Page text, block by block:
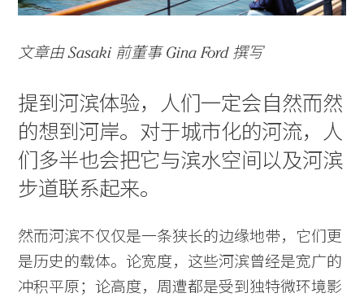
文章由 Sasaki 前董事 Gina Ford 撰写
提到河滨体验，人们一定会自然而然
的想到河岸。对于城市化的河流，人
们多半也会把它与滨水空间以及河滨
步道联系起来。
然而河滨不仅仅是一条狭长的边缘地带，它们更
是历史的载体。论宽度，这些河滨曾经是宽广的
冲积平原；论高度，周遭都是受到独特微环境影